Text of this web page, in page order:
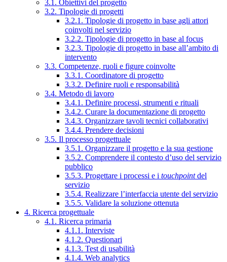
3.1. Obiettivi del progetto
3.2. Tipologie di progetti
3.2.1. Tipologie di progetto in base agli attori
coinvolti nel servizio
3.2.2. Tipologie di progetto in base al focus
3.2.3. Tipologie di progetto in base all’ambito di
intervento
3.3. Competenze, ruoli e figure coinvolte
3.3.1. Coordinatore di progetto
3.3.2. Definire ruoli e responsabilità
3.4. Metodo di lavoro
3.4.1. Definire processi, strumenti e rituali
3.4.2. Curare la documentazione di progetto
3.4.3. Organizzare tavoli tecnici collaborativi
3.4.4. Prendere decisioni
3.5. Il processo progettuale
3.5.1. Organizzare il progetto e la sua gestione
3.5.2. Comprendere il contesto d’uso del servizio
pubblico
3.5.3. Progettare i processi e i touchpointdel
servizio
3.5.4. Realizzare l’interfaccia utente del servizio
3.5.5. Validare la soluzione ottenuta
4. Ricerca progettuale
4.1. Ricerca primaria
4.1.1. Interviste
4.1.2. Questionari
4.1.3. Test di usabilità
4.1.4. Web analytics